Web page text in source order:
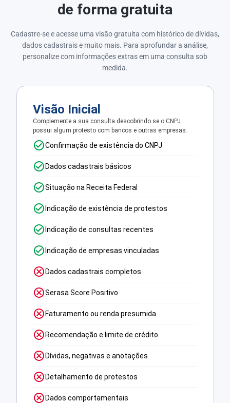
de forma gratuita
Cadastre-se e acesse uma visão gratuita com histórico de dívidas,
dados cadastrais e muito mais. Para aprofundar a análise,
personalize com informações extras em uma consulta sob
medida.
Visão Inicial
Complemente a sua consulta descobrindo se o CNPJ
possui algum protesto com bancos e outras empresas.
Confirmação de existência do CNPJ
Dados cadastrais básicos
Situação na Receita Federal
Indicação de existência de protestos
Indicação de consultas recentes
Indicação de empresas vinculadas
Dados cadastrais completos
Serasa Score Positivo
Faturamento ou renda presumida
Recomendação e limite de crédito
Dívidas, negativas e anotações
Detalhamento de protestos
Dados comportamentais